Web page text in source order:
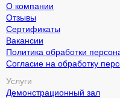
О компании
Отзывы
Сертификаты
Вакансии
Политика обработки
Согласие на обработку
Услуги
Демонстрационный зал